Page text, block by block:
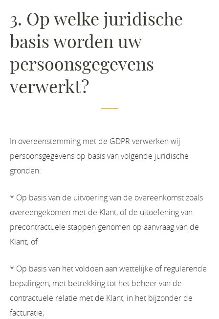
3. Op welke juridische
basis worden uw
persoonsgegevens
verwerkt?
In overeenstemming met de GDPR verwerken wij
persoonsgegevens op basis van volgende juridische
gronden:
* Op basis van de uitvoering van de overeenkomst zoals
overeengekomen met de Klant, of de uitoefening van
precontractuele stappen genomen op aanvraag van de
Klant; of
* Op basis van het voldoen aan wettelijke of regulerende
bepalingen, met betrekking tot het beheer van de
contractuele relatie met de Klant, in het bijzonder de
facturatie;